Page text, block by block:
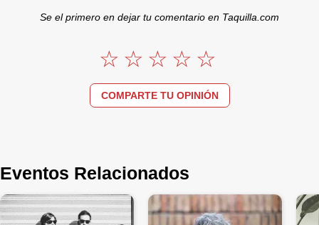
Se el primero en dejar tu comentario en Taquilla.com
COMPARTE TU OPINIÓN
Eventos Relacionados